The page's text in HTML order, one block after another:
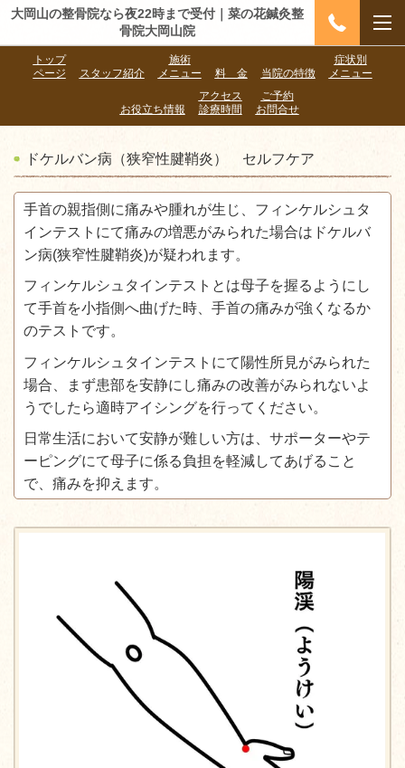
大岡山の整骨院なら夜22時まで受付｜菜の花鍼灸整
骨院大岡山院
トップ
ページ
スタッフ紹介
施術
メニュー
料 金 当院の特徴
症状別
メニュー
お役立ち情報
アクセス
診療時間
ご予約
お問合せ
ドケルバン病（狭窄性腱鞘炎） セルフケア
手首の親指側に痛みや腫れが生じ、フィンケルシュタ
インテストにて痛みの増悪がみられた場合はドケルバ
ン病(狭窄性腱鞘炎)が疑われます。
フィンケルシュタインテストとは母子を握るようにし
て手首を小指側へ曲げた時、手首の痛みが強くなるか
のテストです。
フィンケルシュタインテストにて陽性所見がみられた
場合、まず患部を安静にし痛みの改善がみられないよ
うでしたら適時アイシングを行ってください。
日常生活において安静が難しい方は、サポーターやテ
ーピングにて母子に係る負担を軽減してあげること
で、痛みを抑えます。